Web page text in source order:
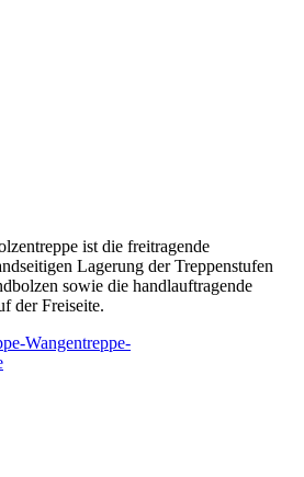
ist die freitragende
Lagerung der Treppenstufen
sowie die handlauftragende
der Freiseite.